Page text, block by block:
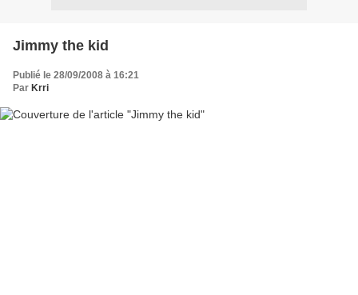
Jimmy the kid
Publié le 28/09/2008 à 16:21
Par Krri